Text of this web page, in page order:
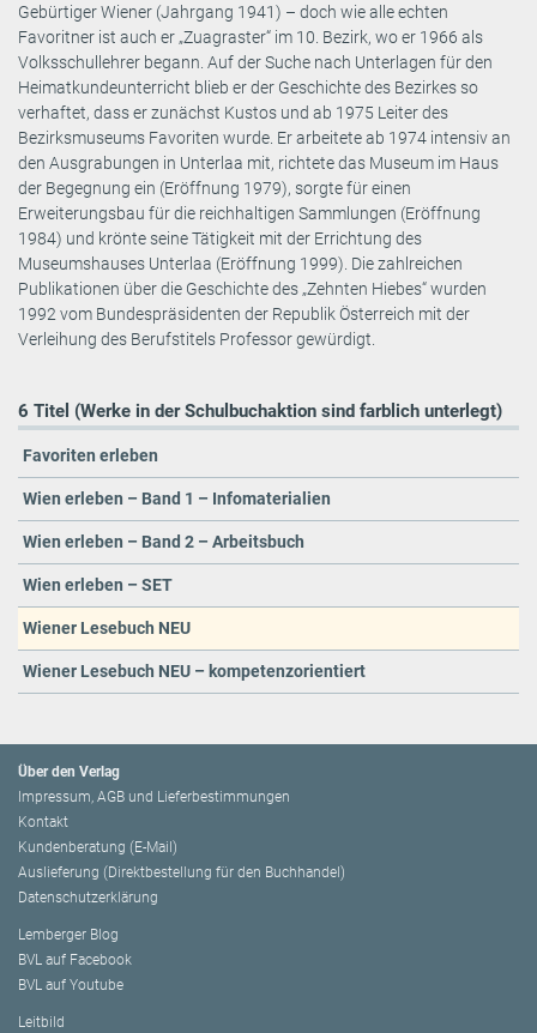
Gebürtiger Wiener (Jahrgang 1941) – doch wie alle echten
Favoritner ist auch er „Zuagraster“ im 10. Bezirk, wo er 1966 als
Volksschullehrer begann. Auf der Suche nach Unterlagen für den
Heimatkundeunterricht blieb er der Geschichte des Bezirkes so
verhaftet, dass er zunächst Kustos und ab 1975 Leiter des
Bezirksmuseums Favoriten wurde. Er arbeitete ab 1974 intensiv an
den Ausgrabungen in Unterlaa mit, richtete das Museum im Haus
der Begegnung ein (Eröffnung 1979), sorgte für einen
Erweiterungsbau für die reichhaltigen Sammlungen (Eröffnung
1984) und krönte seine Tätigkeit mit der Errichtung des
Museumshauses Unterlaa (Eröffnung 1999). Die zahlreichen
Publikationen über die Geschichte des „Zehnten Hiebes“ wurden
1992 vom Bundespräsidenten der Republik Österreich mit der
Verleihung des Berufstitels Professor gewürdigt.
6 Titel (Werke in der Schulbuchaktion sind farblich unterlegt)
Favoriten erleben
Wien erleben – Band 1 – Infomaterialien
Wien erleben – Band 2 – Arbeitsbuch
Wien erleben – SET
Wiener Lesebuch NEU
Wiener Lesebuch NEU – kompetenzorientiert
Über den Verlag
Impressum, AGB und Lieferbestimmungen
Kontakt
Kundenberatung (E-Mail)
Auslieferung (Direktbestellung für den Buchhandel)
Datenschutzerklärung
Lemberger Blog
BVL auf Facebook
BVL auf Youtube
Leitbild